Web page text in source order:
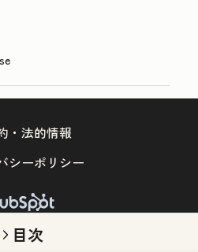
目次HubSpot, Inc.
・法的情報
シーポリシー